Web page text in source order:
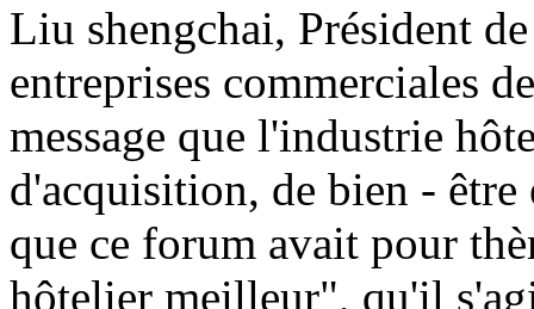
Liu shengchai, Président
entreprises commerciales
message que l'industrie
d'acquisition, de bien -
que ce forum avait pour
hôtelier meilleur", qu'il